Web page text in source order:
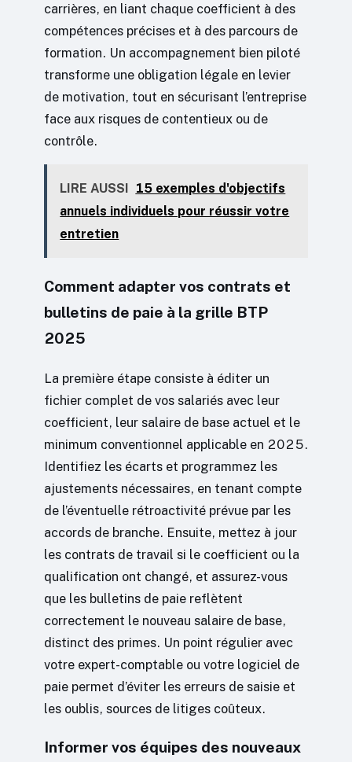
carrières, en liant chaque coefficient à des
compétences précises et à des parcours de
formation. Un accompagnement bien piloté
transforme une obligation légale en levier
de motivation, tout en sécurisant l’entreprise
face aux risques de contentieux ou de
contrôle.
LIRE AUSSI 15 exemples d'objectifs
annuels individuels pour réussir votre
entretien
Comment adapter vos contrats et
bulletins de paie à la grille BTP
2025
La première étape consiste à éditer un
fichier complet de vos salariés avec leur
coefficient, leur salaire de base actuel et le
minimum conventionnel applicable en 2025.
Identifiez les écarts et programmez les
ajustements nécessaires, en tenant compte
de l’éventuelle rétroactivité prévue par les
accords de branche. Ensuite, mettez à jour
les contrats de travail si le coefficient ou la
qualification ont changé, et assurez-vous
que les bulletins de paie reflètent
correctement le nouveau salaire de base,
distinct des primes. Un point régulier avec
votre expert-comptable ou votre logiciel de
paie permet d’éviter les erreurs de saisie et
les oublis, sources de litiges coûteux.
Informer vos équipes des nouveaux